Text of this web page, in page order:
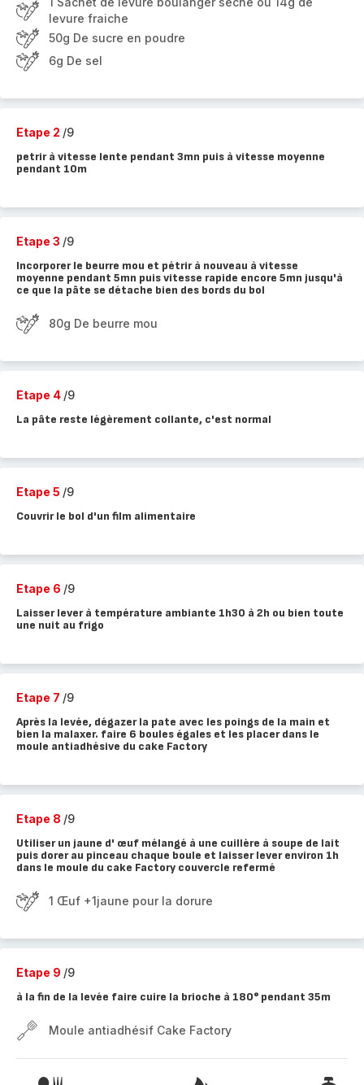
levure fraiche
50g De sucre en poudre
6g De sel
Etape 2 /9
petrir à vitesse lente pendant 3mn puis à vitesse moyenne
pendant 10m
Etape 3 /9
Incorporer le beurre mou et pétrir à nouveau à vitesse
moyenne pendant 5mn puis vitesse rapide encore 5mn jusqu'à
ce que la pâte se détache bien des bords du bol
80g De beurre mou
Etape 4 /9
La pâte reste légèrement collante, c'est normal
Etape 5 /9
Couvrir le bol d'un film alimentaire
Etape 6 /9
Laisser lever à température ambiante 1h30 à 2h ou bien toute
une nuit au frigo
Etape 7 /9
Après la levée, dégazer la pate avec les poings de la main et
bien la malaxer. faire 6 boules égales et les placer dans le
moule antiadhésive du cake Factory
Etape 8 /9
Utiliser un jaune d' œuf mélangé à une cuillère à soupe de lait
puis dorer au pinceau chaque boule et laisser lever environ 1h
dans le moule du cake Factory couvercle refermé
1 Œuf +1jaune pour la dorure
Etape 9 /9
à la fin de la levée faire cuire la brioche à 180° pendant 35m
Moule antiadhésif Cake Factory